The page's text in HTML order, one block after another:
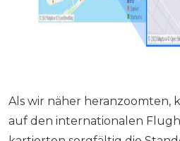
Als wir näher heranzoomten,
auf den internationalen